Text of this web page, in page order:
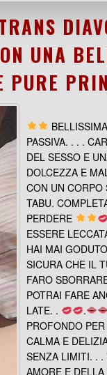
UNA
PURE
PASSIVA. . . .
DEL SESSO E
DOLCEZZA E
CON UN CORPO
TABU.
PERDERE
ESSERE
HAI MAI
SICURA CHE IL
FARO
POTRAI FARE
LATE. .
.
PROFONDO
CALMA E
SENZA LIMITI. . .
AMORE E